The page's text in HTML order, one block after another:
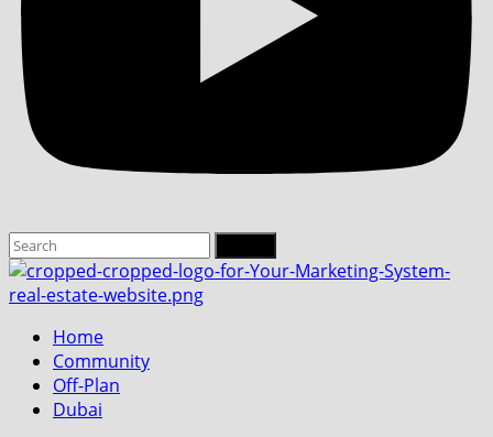
Search
for:
Search
Home
Community
Off-Plan
Dubai